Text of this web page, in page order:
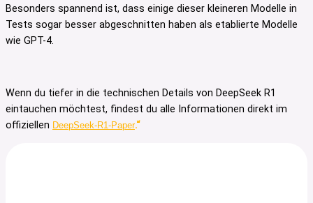
Besonders spannend ist, dass einige dieser kleineren Modelle in
Tests sogar besser abgeschnitten haben als etablierte Modelle
wie GPT-4.
Wenn du tiefer in die technischen Details von DeepSeek R1
eintauchen möchtest, findest du alle Informationen direkt im
offiziellen DeepSeek-R1-Paper.“